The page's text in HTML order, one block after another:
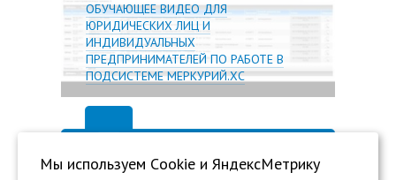
ОБУЧАЮЩЕЕ ВИДЕО ДЛЯ
ЮРИДИЧЕСКИХ ЛИЦ И
ИНДИВИДУАЛЬНЫХ
ПРЕДПРИНИМАТЕЛЕЙ ПО РАБОТЕ В
ПОДСИСТЕМЕ МЕРКУРИЙ.ХС
Мы используем Сookie и ЯндексМетрику